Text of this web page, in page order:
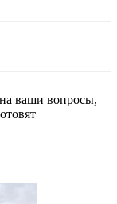
ваши вопросы,